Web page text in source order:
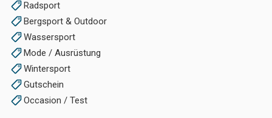
Radsport
Bergsport & Outdoor
Wassersport
Mode / Ausrüstung
Wintersport
Gutschein
Occasion / Test